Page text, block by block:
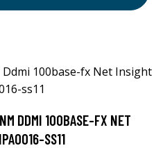
DDMI 100BASE-FX NET
SS11